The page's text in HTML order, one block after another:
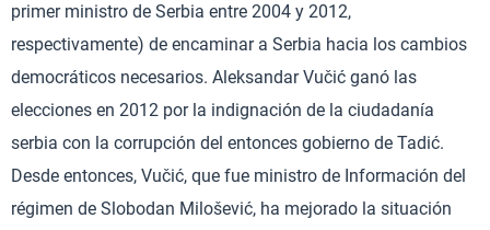
primer ministro de Serbia entre 2004 y 2012,
respectivamente) de encaminar a Serbia hacia los cambios
democráticos necesarios. Aleksandar Vučić ganó las
elecciones en 2012 por la indignación de la ciudadanía
serbia con la corrupción del entonces gobierno de Tadić.
Desde entonces, Vučić, que fue ministro de Información del
régimen de Slobodan Milošević, ha mejorado la situación